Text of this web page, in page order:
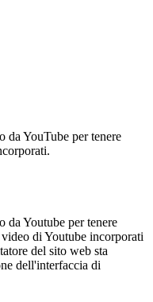
da YouTube per tenere
da Youtube per tenere
di Youtube incorporati
del sito web sta
dell'interfaccia di